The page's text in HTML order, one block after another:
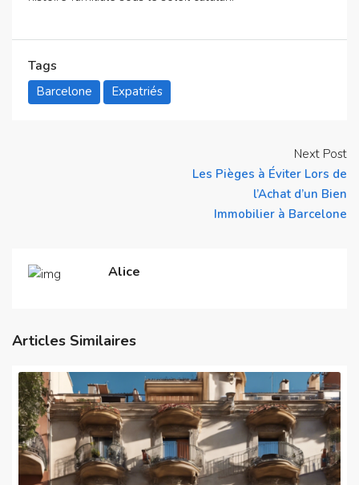
Tags
Barcelone Expatriés
Next Post
Les Pièges à Éviter Lors de
l’Achat d’un Bien
Immobilier à Barcelone
Alice
Articles Similaires